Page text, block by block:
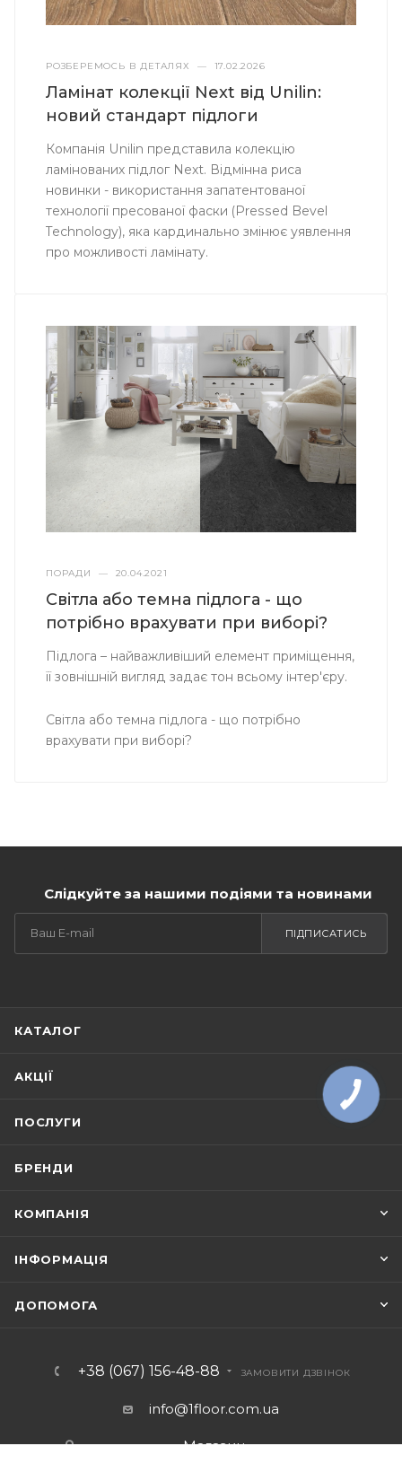
РОЗБЕРЕМОСЬ В ДЕТАЛЯХ — 17.02.2026
Ламінат колекції Next від Unilin:
новий стандарт підлоги
Компанія Unilin представила колекцію
ламінованих підлог Next. Відмінна риса
новинки - використання запатентованої
технології пресованої фаски (Pressed Bevel
Technology), яка кардинально змінює уявлення
про можливості ламінату.
ПОРАДИ — 20.04.2021
Світла або темна підлога - що
потрібно врахувати при виборі?
Підлога – найважливіший елемент приміщення,
її зовнішній вигляд задає тон всьому інтер'єру.
Світла або темна підлога - що потрібно
врахувати при виборі?
Слідкуйте за нашими подіями та новинами
ПІДПИСАТИСЬ
КАТАЛОГ
АКЦІЇ
ПОСЛУГИ
БРЕНДИ
КОМПАНІЯ
ІНФОРМАЦІЯ
ДОПОМОГА
+38 (067) 156-48-88 ЗАМОВИТИ ДЗВІНОК
info@1floor.com.ua
Магазин